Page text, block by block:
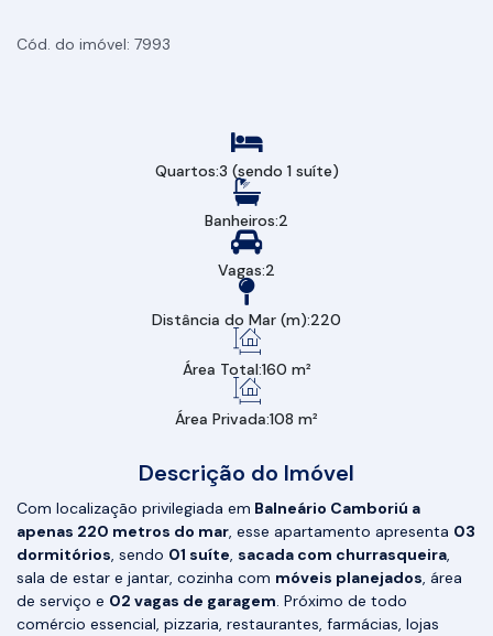
7993
Quartos:3 (sendo 1 suíte)
Banheiros:2
Vagas:2
Distância do Mar (m):220
Área Total:160 m²
Área Privada:108 m²
Descrição do Imóvel
Com localização privilegiada em Balneário Camboriú a
apenas 220 metros do mar, esse apartamento apresenta 03
dormitórios, sendo 01 suíte, sacada com churrasqueira,
sala de estar e jantar, cozinha com móveis planejados, área
de serviço e 02 vagas de garagem. Próximo de todo
comércio essencial, pizzaria, restaurantes, farmácias, lojas